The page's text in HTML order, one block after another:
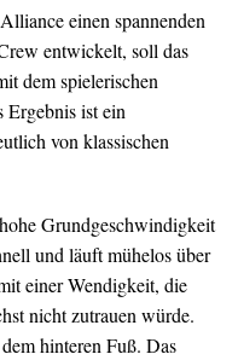
einen spannenden
entwickelt, soll das
dem spielerischen
Ergebnis ist ein
von klassischen
Grundgeschwindigkeit
und läuft mühelos über
einer Wendigkeit, die
nicht zutrauen würde.
hinteren Fuß. Das